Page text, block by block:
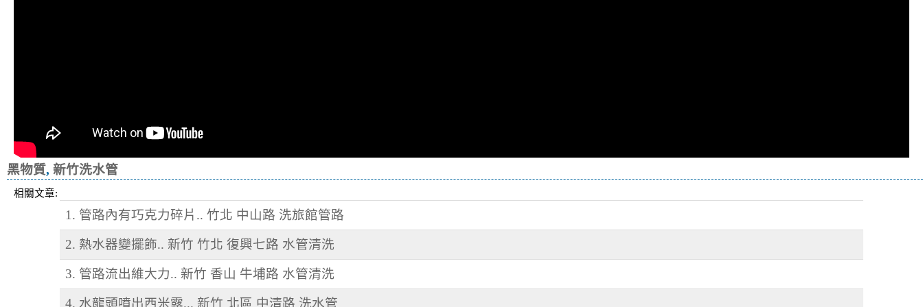
黑物質, 新竹洗水管
相關文章:
1. 管路內有巧克力碎片.. 竹北 中山路 洗旅館管路
2. 熱水器變擺飾.. 新竹 竹北 復興七路 水管清洗
3. 管路流出維大力.. 新竹 香山 牛埔路 水管清洗
4. 水龍頭噴出西米露... 新竹 北區 中清路 洗水管